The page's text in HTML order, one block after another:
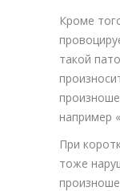
Кроме
такой
например
При
тоже